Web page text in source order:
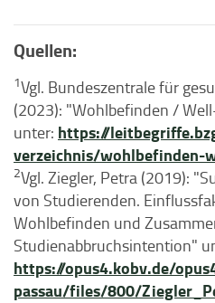
Quellen:
1Vgl. Bundeszentrale für
(2023): "Wohlbefinden /
unter: https://
verzeichnis/wohlbefinden-
2Vgl. Ziegler, Petra (2019):
von Studierenden.
Wohlbefinden und
Studienabbruchsintention"
https://opus4.kobv.de/
passau/files/800/